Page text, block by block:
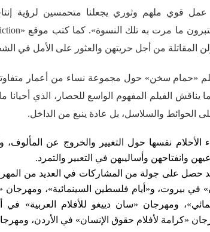
قوي ملهم وثوري يجعلنا متحمسين لرؤية
المقاتلة من أجل حريتهن والعثور على الأمل في
«حمام سخن» حول مجموعة نساء من أعمار متفاوتة
يناقش الفيلم المفهوم الواسع للحصار، الذي
الحوائط والسلاسل، بل عادة ينبع من الداخل.
الأحلام نفسها حول التغيير والخروج عن
وانفتاحهن وأساليبهن في التعبير والتمرد.
حصل على جولة من المشاركات في العديد من
في بيروت، و«أيام فلسطين السينمائية»،
ومهرجان «سان دييغو للأفلام العربية» في
«كرامة لأفلام حقوق الإنسان» في الأردن،